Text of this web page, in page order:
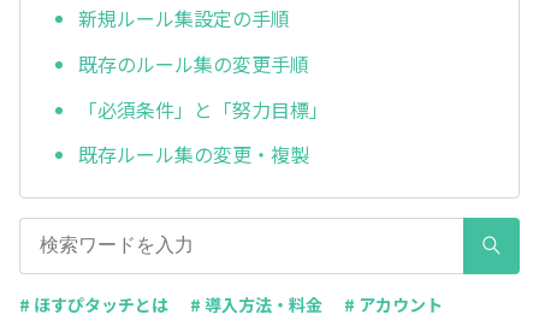
新規ルール集設定の手順
既存のルール集の変更手順
「必須条件」と「努力目標」
既存ルール集の変更・複製
# ほすぴタッチとは # 導入方法・料金 # アカウント